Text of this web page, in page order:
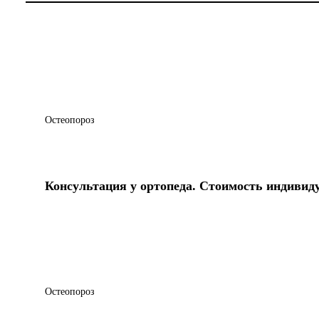
Остеопороз
Консультация у ортопеда. Стоимость
Остеопороз